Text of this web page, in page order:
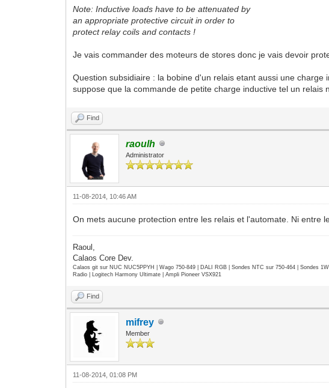
Note: Inductive loads have to be attenuated by
an appropriate protective circuit in order to
protect relay coils and contacts !
Je vais commander des moteurs de stores donc je vais devoir
Question subsidiaire : la bobine d'un relais etant aussi une
suppose que la commande de petite charge inductive tel un relais
Find
raoulh
Administrator
11-08-2014, 10:46 AM
On mets aucune protection entre les relais et l'automate. Ni entre
Raoul,
Calaos Core Dev.
Calaos git sur NUC NUC5PPYH | Wago 750-849 | DALI RGB | Sondes NTC sur 750-464 | Sondes
Radio | Logitech Harmony Ultimate | Ampli Pioneer VSX921
Find
mifrey
Member
11-08-2014, 01:08 PM